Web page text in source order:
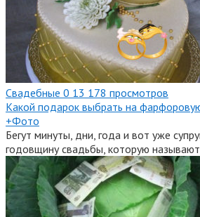
Свадебные 0 13 178 просмотров
Какой подарок выбрать на
+Фото
Бегут минуты, дни, года и вот уже
годовщину свадьбы, которую называют